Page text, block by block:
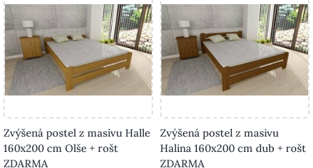
Zvýšená postel z masivu Halle
160x200 cm Olše + rošt
ZDARMA
Zvýšená postel z masivu
Halina 160x200 cm dub + rošt
ZDARMA